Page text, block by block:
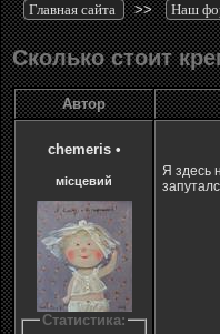
Главная сайта >> Наш
Сколько стоит
Автор
chemeris •
місцевий
Статистика:
Я здесь